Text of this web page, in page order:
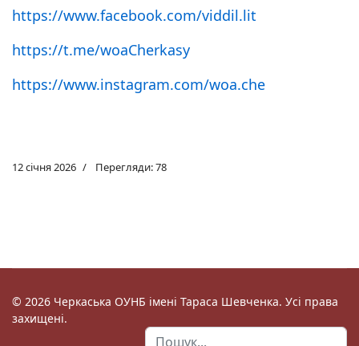
https://www.facebook.com/viddil.lit
https://t.me/woaCherkasy
https://www.instagram.com/woa.che
12 січня 2026 Перегляди: 78
© 2026 Черкаська ОУНБ імені Тараса Шевченка. Усі права
захищені.
Пошук